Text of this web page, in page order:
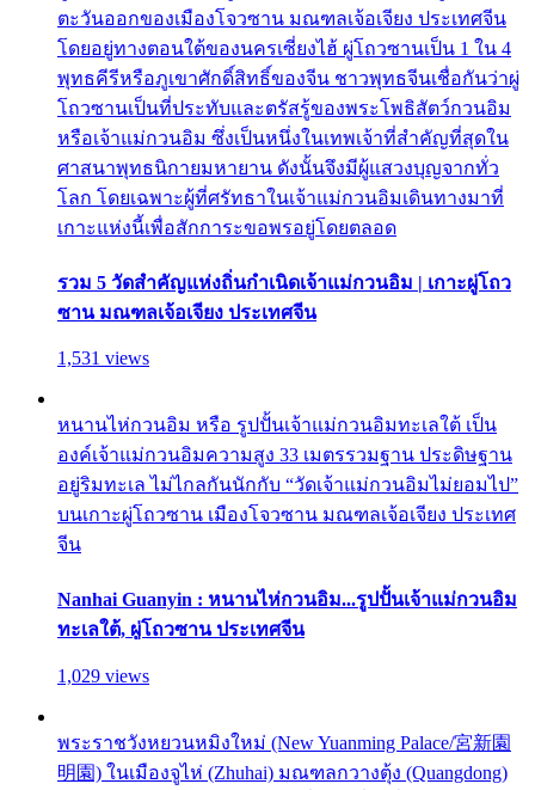
ตะวันออกของเมืองโจวซาน มณฑลเจ้อเจียง ประเทศจีน
โดยอยู่ทางตอนใต้ของนครเซี่ยงไฮ้ ผู่โถวซานเป็น 1 ใน 4
พุทธคีรีหรือภูเขาศักดิ์สิทธิ์ของจีน ชาวพุทธจีนเชื่อกันว่าผู่
โถวซานเป็นที่ประทับและตรัสรู้ของพระโพธิสัตว์กวนอิม
หรือเจ้าแม่กวนอิม ซึ่งเป็นหนึ่งในเทพเจ้าที่สำคัญที่สุดใน
ศาสนาพุทธนิกายมหายาน ดังนั้นจึงมีผู้แสวงบุญจากทั่ว
โลก โดยเฉพาะผู้ที่ศรัทธาในเจ้าแม่กวนอิมเดินทางมาที่
เกาะแห่งนี้เพื่อสักการะขอพรอยู่โดยตลอด
รวม 5 วัดสำคัญแห่งถิ่นกำเนิดเจ้าแม่กวนอิม | เกาะผู่โถว
ซาน มณฑลเจ้อเจียง ประเทศจีน
1,531 views
หนานไห่กวนอิม หรือ รูปปั้นเจ้าแม่กวนอิมทะเลใต้ เป็น
องค์เจ้าแม่กวนอิมความสูง 33 เมตรรวมฐาน ประดิษฐาน
อยู่ริมทะเล ไม่ไกลกันนักกับ “วัดเจ้าแม่กวนอิมไม่ยอมไป”
บนเกาะผู่โถวซาน เมืองโจวซาน มณฑลเจ้อเจียง ประเทศ
จีน
Nanhai Guanyin : หนานไห่กวนอิม...รูปปั้นเจ้าแม่กวนอิม
ทะเลใต้, ผู่โถวซาน ประเทศจีน
1,029 views
พระราชวังหยวนหมิงใหม่ (New Yuanming Palace/宮新園
明園) ในเมืองจูไห่ (Zhuhai) มณฑลกวางตุ้ง (Quangdong)